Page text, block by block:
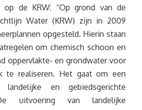
op de KRW: “Op grond van de
Water (KRW) zijn in 2009
opgesteld. Hierin staan
om chemisch schoon en
oppervlakte- en grondwater voor
te realiseren. Het gaat om een
landelijke en gebiedsgerichte
uitvoering van landelijke